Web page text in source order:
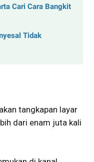
Cari Cara Bangkit
Tidak
tangkapan layar
dari enam juta kali